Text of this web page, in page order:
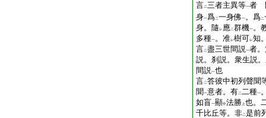
言二三者主異等一者
身一爲二一身佛一。爲二
身。隨 レ應二群機一。
多種一。准レ樹可レ知
言二盡三世間説一者
説。刹説。衆生説
間説一也
言二答彼中初列聲聞
聞一意者。有二二種一
如盲一顯中法勝 上也。
千比丘等。非二是前